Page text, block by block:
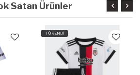
Satan Ürünler
TÜKENDİ